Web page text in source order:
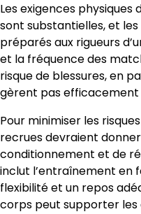
Les exigences physiques
sont substantielles, et
préparés aux rigueurs
et la fréquence des
risque de blessures, en
gèrent pas
Pour minimiser les
recrues devraient
conditionnement et de
inclut l’entraînement en
flexibilité et un repos
corps peut supporter les